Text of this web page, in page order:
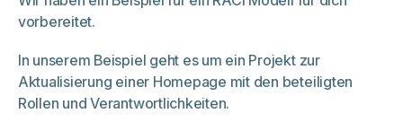
vorbereitet.
In unserem Beispiel geht es um ein Projekt zur
Aktualisierung einer Homepage mit den beteiligten
Rollen und Verantwortlichkeiten.